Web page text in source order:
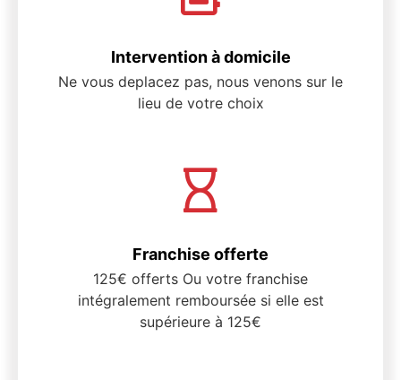
Intervention à domicile
Ne vous deplacez pas, nous venons sur le
lieu de votre choix
Franchise offerte
125€ offerts Ou votre franchise
intégralement remboursée si elle est
supérieure à 125€